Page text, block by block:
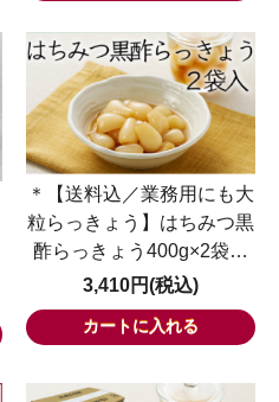
＊【送料込／業務用にも大
粒らっきょう】はちみつ黒
酢らっきょう400g×2袋セ
ット
3,410円(税込)